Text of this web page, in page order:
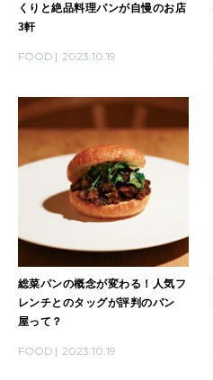
くりと絶品料理パンが自慢のお店
3軒
FOOD 2023.10.19
総菜パンの概念が変わる！人気フ
レンチとのタッグが評判のパン
屋って？
FOOD 2023.10.19